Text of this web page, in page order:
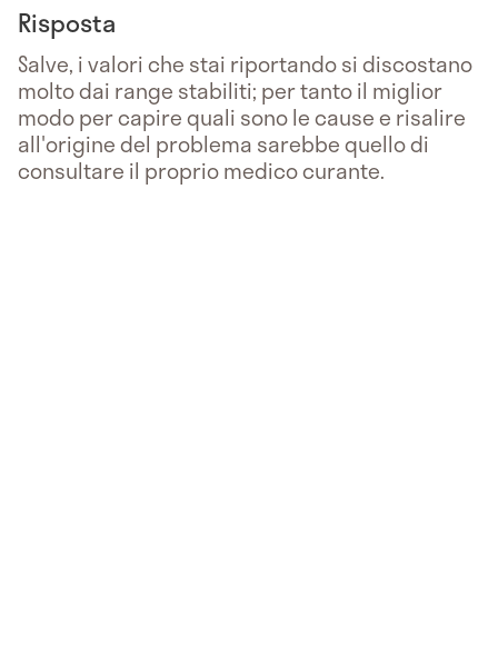
Risposta
Salve, i valori che stai riportando si discostano
molto dai range stabiliti; per tanto il miglior
modo per capire quali sono le cause e risalire
all'origine del problema sarebbe quello di
consultare il proprio medico curante.